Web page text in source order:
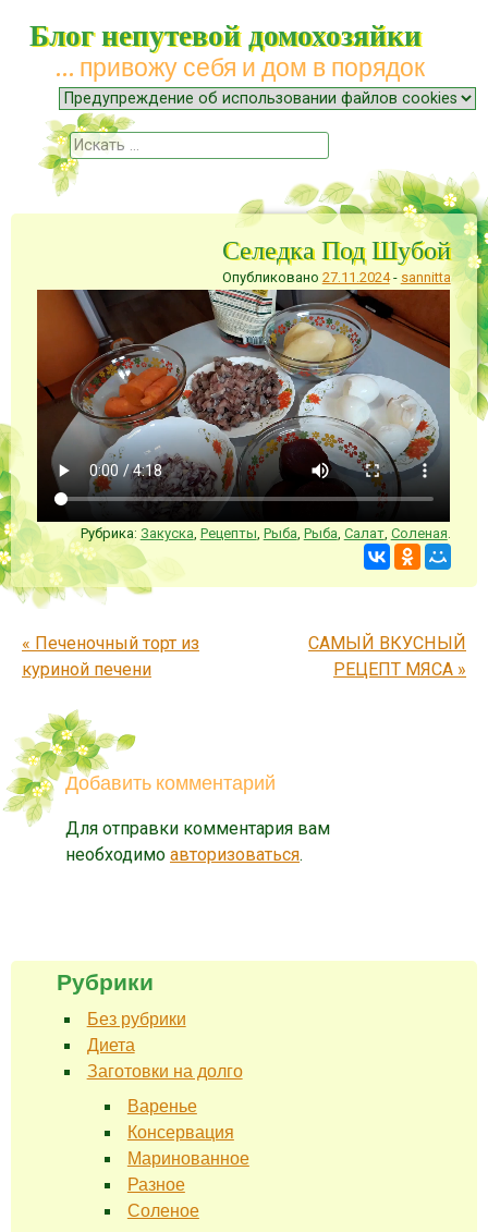
Блог непутевой домохозяйки
… привожу себя и дом в порядок
Меню
Наверх
Поиск
Селедка Под Шубой
Опубликовано 27.11.2024- sannitta
Рубрика: Закуска Рецепты Рыба Рыба Салат, Соленая
Запись навигация
« Печеночный торт из
куриной печени
САМЫЙ ВКУСНЫЙ
РЕЦЕПТ МЯСА »
Добавить комментарий
Для отправки комментария вам
необходимо авторизоваться.
Рубрики
Без рубрики
Диета
Заготовки на долго
Варенье
Консервация
Маринованное
Разное
Соленое